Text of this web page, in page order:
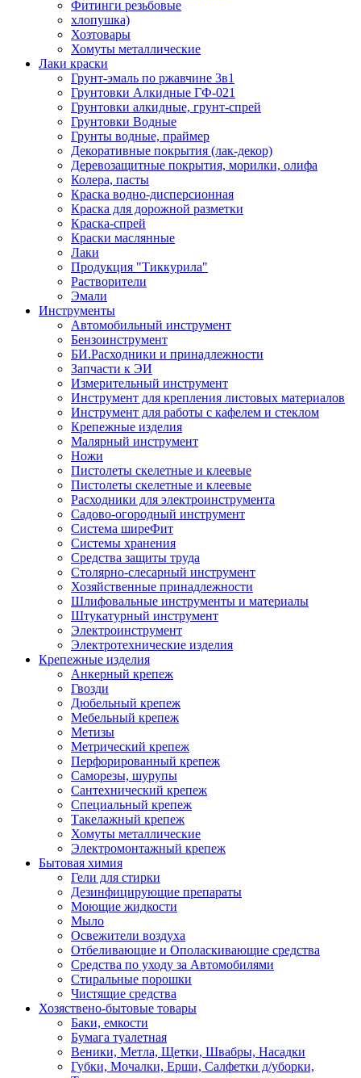
Фитинги резьбовые
хлопушка)
Хозтовары
Хомуты металлические
Лаки краски
Грунт-эмаль по ржавчине 3в1
Грунтовки Алкидные ГФ-021
Грунтовки алкидные, грунт-спрей
Грунтовки Водные
Грунты водные, праймер
Декоративные покрытия (лак-декор)
Деревозащитные покрытия, морилки, олифа
Колера, пасты
Краска водно-дисперсионная
Краска для дорожной разметки
Краска-спрей
Краски маслянные
Лаки
Продукция "Тиккурила"
Растворители
Эмали
Инструменты
Автомобильный инструмент
Бензоинструмент
БИ.Расходники и принадлежности
Запчасти к ЭИ
Измерительный инструмент
Инструмент для крепления листовых материалов
Инструмент для работы с кафелем и стеклом
Крепежные изделия
Малярный инструмент
Ножи
Пистолеты скелетные и клеевые
Пистолеты скелетные и клеевые
Расходники для электроинструмента
Садово-огородный инструмент
Система ширеФит
Системы хранения
Средства защиты труда
Столярно-слесарный инструмент
Хозяйственные принадлежности
Шлифовальные инструменты и материалы
Штукатурный инструмент
Электроинструмент
Электротехнические изделия
Крепежные изделия
Анкерный крепеж
Гвозди
Дюбельный крепеж
Мебельный крепеж
Метизы
Метрический крепеж
Перфорированный крепеж
Саморезы, шурупы
Сантехнический крепеж
Специальный крепеж
Такелажный крепеж
Хомуты металлические
Электромонтажный крепеж
Бытовая химия
Гели для стирки
Дезинфицирующие препараты
Моющие жидкости
Мыло
Освежители воздуха
Отбеливающие и Ополаскивающие средства
Средства по уходу за Автомобилями
Стиральные порошки
Чистящие средства
Хозяствено-бытовые товары
Баки, емкости
Бумага туалетная
Веники, Метла, Щетки, Швабры, Насадки
Губки, Мочалки, Ерши, Салфетки д/уборки,